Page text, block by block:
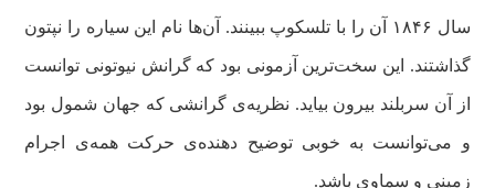
سال ۱۸۴۶ آن را با تلسکوپ ببینند. آن‌ها نام این سیاره را نپتون
گذاشتند. این سخت‌ترین آزمونی بود که گرانش نیوتونی توانست
از آن سربلند بیرون بیاید. نظریه‌ی گرانشی که جهان شمول بود
و می‌توانست به خوبی توضیح دهنده‌ی حرکت همه‌ی اجرام
زمینی و سماوی باشد.